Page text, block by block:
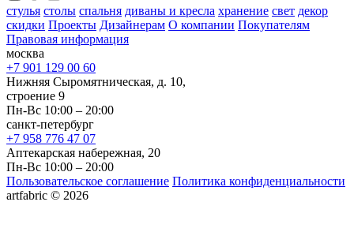
стулья столы спальня диваны и кресла хранение свет декор
скидки Проекты Дизайнерам О компании Покупателям
Правовая информация
москва
+7 901 129 00 60
Нижняя Сыромятническая, д. 10,
строение 9
Пн-Вс 10:00 – 20:00
санкт-петербург
+7 958 776 47 07
Аптекарская набережная, 20
Пн-Вс 10:00 – 20:00
Пользовательское соглашение Политика конфиденциальности
artfabric © 2026